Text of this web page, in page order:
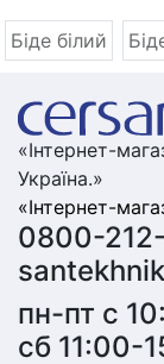
Біде білий
«Інтернет-
Україна.»
«Інтернет-
0800-
пн-пт с
сб 11:00-